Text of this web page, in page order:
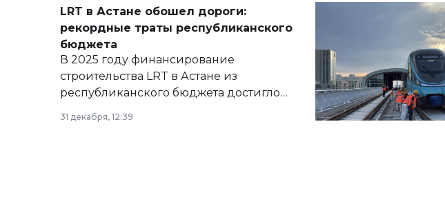
LRT в Астане обошел дороги:
рекордные траты республиканского
бюджета
В 2025 году финансирование
строительства LRT в Астане из
республиканского бюджета достигло
рекордных объемов.
31 декабря, 12:39